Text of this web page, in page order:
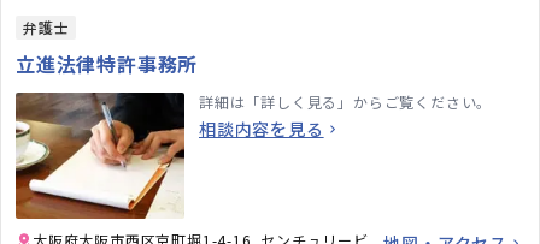
弁護士
立進法律特許事務所
詳細は「詳しく見る」からご覧ください。
相談内容を見る
大阪府大阪市西区京町堀1-4-16 センチュリービ